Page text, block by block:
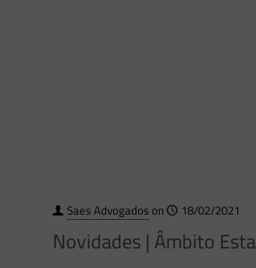
Saes Advogadoson 18/02/2021
Novidades | Âmbito